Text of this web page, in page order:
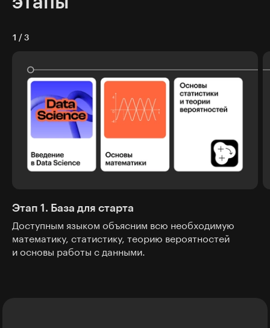
1 / 3
Этап 1. База для старта
Доступным языком объясним всю необходимую
математику, статистику, теорию вероятностей
и основы работы с данными.